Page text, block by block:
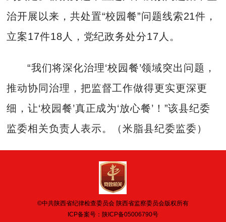
治开展以来，共处置“校园餐”问题线索21件，
立案17件18人，党纪政务处分17人。
“我们将深化治理‘校园餐’领域突出问题，
推动协同治理，把监督工作做得更实更深更
细，让‘校园餐’真正成为‘放心餐’！”该县纪委
监委相关负责人表示。（米脂县纪委监委）
©中共陕西省纪律检查委员会 陕西省监察委员会版权所有
ICP备案号： 陕ICP备05006790号